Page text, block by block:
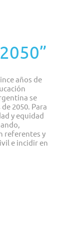
años de
se
2050. Para
y equidad
referentes y
e incidir en
y de forma